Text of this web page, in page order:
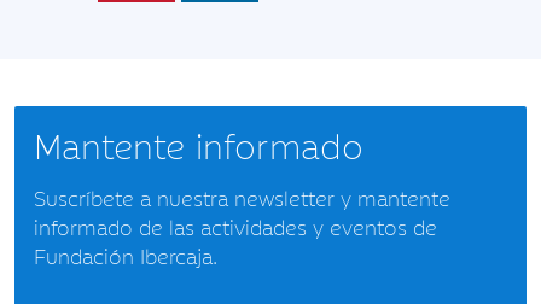
Mantente informado
Suscríbete a nuestra newsletter y mantente
informado de las actividades y eventos de
Fundación Ibercaja.